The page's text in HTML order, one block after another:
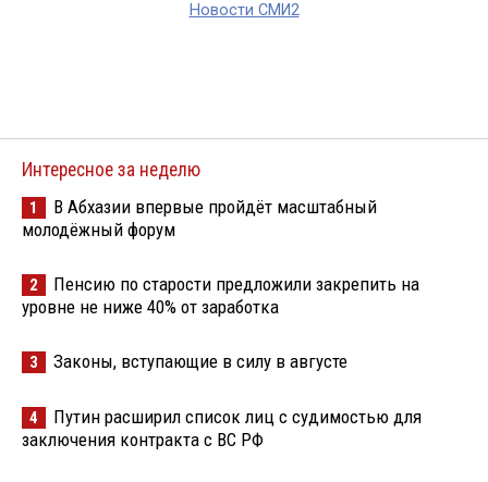
Новости СМИ2
Интересное за неделю
1
В Абхазии впервые пройдёт масштабный
молодёжный форум
2
Пенсию по старости предложили закрепить на
уровне не ниже 40% от заработка
3 Законы, вступающие в силу в августе
4
Путин расширил список лиц с судимостью для
заключения контракта с ВС РФ